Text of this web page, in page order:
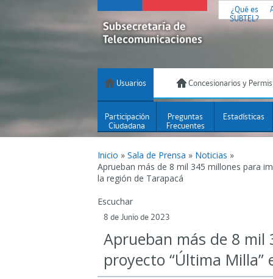
¿Qué es
SUBTEL?
Usuarios Concesionarios y
Participación
Ciudadana
Preguntas
Frecuentes
Estadísticas
Inicio » Sala de Prensa » Noticias »
Aprueban más de 8 mil 345 millones para
la región de Tarapacá
Escuchar
8 de Junio de 2023
Aprueban más de 8
proyecto “Última